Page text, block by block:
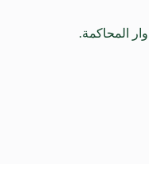
المحاكمة.